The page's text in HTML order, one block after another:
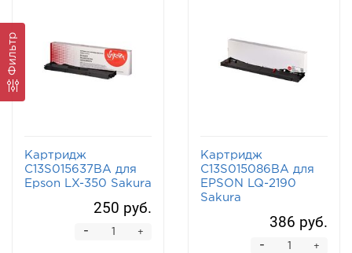
Фильтр
Картридж
C13S015637BA для
Epson LX-350 Sakura
250 руб.
+
-
Картридж
C13S015086BA для
EPSON LQ-2190
Sakura
386 руб.
+
-